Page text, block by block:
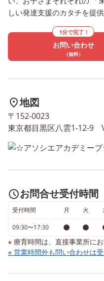
てSOSを出しています
施設では、このような「い
もと違う日」こそ、お子さ
のサインを優しく受け止め
療育を行っています。
境調整：音や光の刺激を
配慮します。 見通しの提
示：スケジュールをイラス
で視覚化し、変化への不
ーチ：否定せず、まずは
人で抱え込まず、ぜひ私た
を頼ってください。 雨
も風の日も、お子さまとご
族が安心して笑顔になれる
場所でありたいと思って
す。 施設の見学や体験
合わせください♪
しい発達支援のカタチを提供
1分で完了！
お問い合わせ
（無料）
地図
〒152-0023
東京都目黒区八雲1-12-9
お問合せ受付時間
受付時間 月 火
09:30〜17:30
※ 療育時間は、直接事業所に
※ 営業時間外も問い合わせは